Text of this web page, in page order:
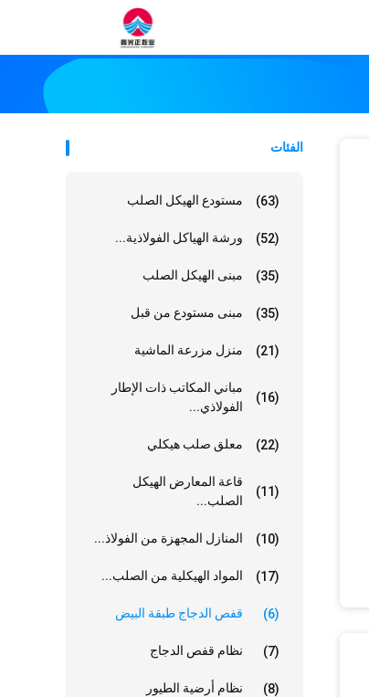
الفئات
مستودع الهيكل الصلب (63)
ورشة الهياكل الفولاذية... (52)
مبنى الهيكل الصلب (35)
مبنى مستودع من قبل (35)
منزل مزرعة الماشية (21)
مباني المكاتب ذات الإطار
الفولاذي...
(16)
معلق صلب هيكلي (22)
قاعة المعارض الهيكل
الصلب...
(11)
المنازل المجهزة من الفولاذ... (10)
المواد الهيكلية من الصلب... (17)
قفص الدجاج طبقة البيض (6)
نظام قفص الدجاج (7)
نظام أرضية الطيور (8)